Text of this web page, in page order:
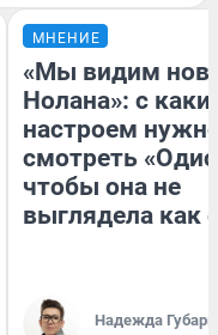
МНЕНИЕ
«Мы видим
Нолана»: с
настроем
смотреть
чтобы она не
выглядела как
Надежда Губарь